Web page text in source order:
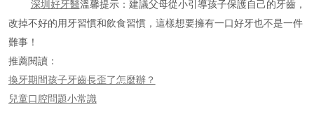
深圳好牙醫溫馨提示：建議父母從小引導孩子保護自己的牙齒，
改掉不好的用牙習慣和飲食習慣，這樣想要擁有一口好牙也不是一件
難事！
推薦閱讀：
換牙期間孩子牙齒長歪了怎麼辦？
兒童口腔問題小常識